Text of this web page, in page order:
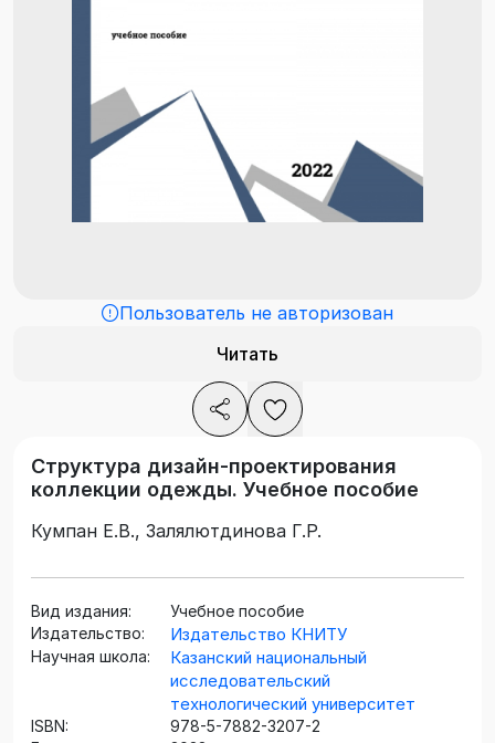
Пользователь не авторизован
Читать
Структура дизайн-проектирования
коллекции одежды. Учебное пособие
Кумпан Е.В., Залялютдинова Г.Р.
Вид издания:
Учебное пособие
Издательство:
Издательство КНИТУ
Научная школа:
Казанский национальный
исследовательский
технологический университет
ISBN:
978-5-7882-3207-2